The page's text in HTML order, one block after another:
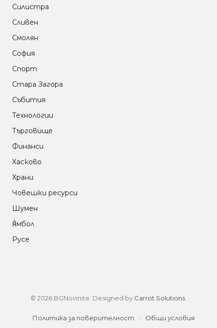
Силистра
Сливен
Смолян
София
Спорт
Стара Загора
Събития
Технологии
Търговище
Финанси
Хасково
Храни
Човешки ресурси
Шумен
Я̀мбол
Русе
© 2026 BGNovinite. Designed by Carrot Solutions
Политика за поверителност
Общи условия